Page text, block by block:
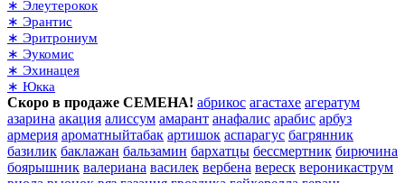
∗ Элеутерокок
∗ Эрантис
∗ Эритрониум
∗ Эукомис
∗ Эхинацея
∗ Юкка
Скоро в продаже СЕМЕНА! абрикос агастахе агератум
азарина акация алиссум амарант анафалис арабис арбуз
армерия ароматныйтабак артишок аспарагус багрянник
базилик баклажан бальзамин бархатцы бессмертник бирючина
боярышник валериана василек вербена вереск вероникаструм